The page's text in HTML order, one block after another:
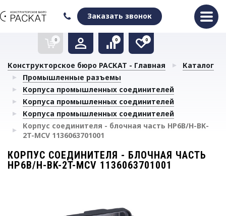
Заказать звонок
0
Очистить список сравнения
0
Очистить избранное
0
Конструкторское бюро РАСКАТ - Главная
Каталог
Промышленные разъемы
Корпуса промышленных соединителей
Корпуса промышленных соединителей
Корпуса промышленных соединителей
Корпус соединителя - блочная часть HP6B/H-BK-
2T-MCV 1136063701001
КОРПУС СОЕДИНИТЕЛЯ - БЛОЧНАЯ ЧАСТЬ
HP6B/H-BK-2T-MCV 1136063701001